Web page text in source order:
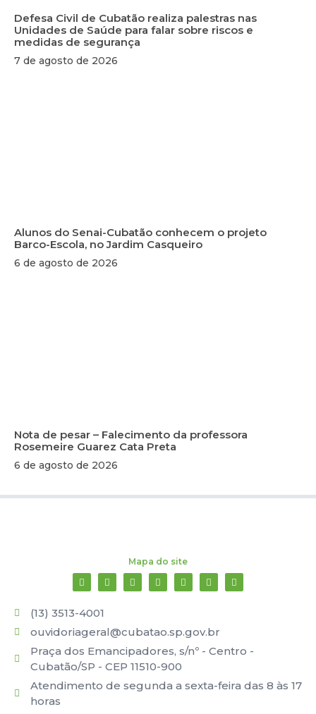
Defesa Civil de Cubatão realiza palestras nas
Unidades de Saúde para falar sobre riscos e
medidas de segurança
7 de agosto de 2026
Alunos do Senai-Cubatão conhecem o projeto
Barco-Escola, no Jardim Casqueiro
6 de agosto de 2026
Nota de pesar – Falecimento da professora
Rosemeire Guarez Cata Preta
6 de agosto de 2026
Mapa do site
(13) 3513-4001
ouvidoriageral@cubatao.sp.gov.br
Praça dos Emancipadores, s/nº - Centro -
Cubatão/SP - CEP 11510-900
Atendimento de segunda a sexta-feira das 8 às 17
horas